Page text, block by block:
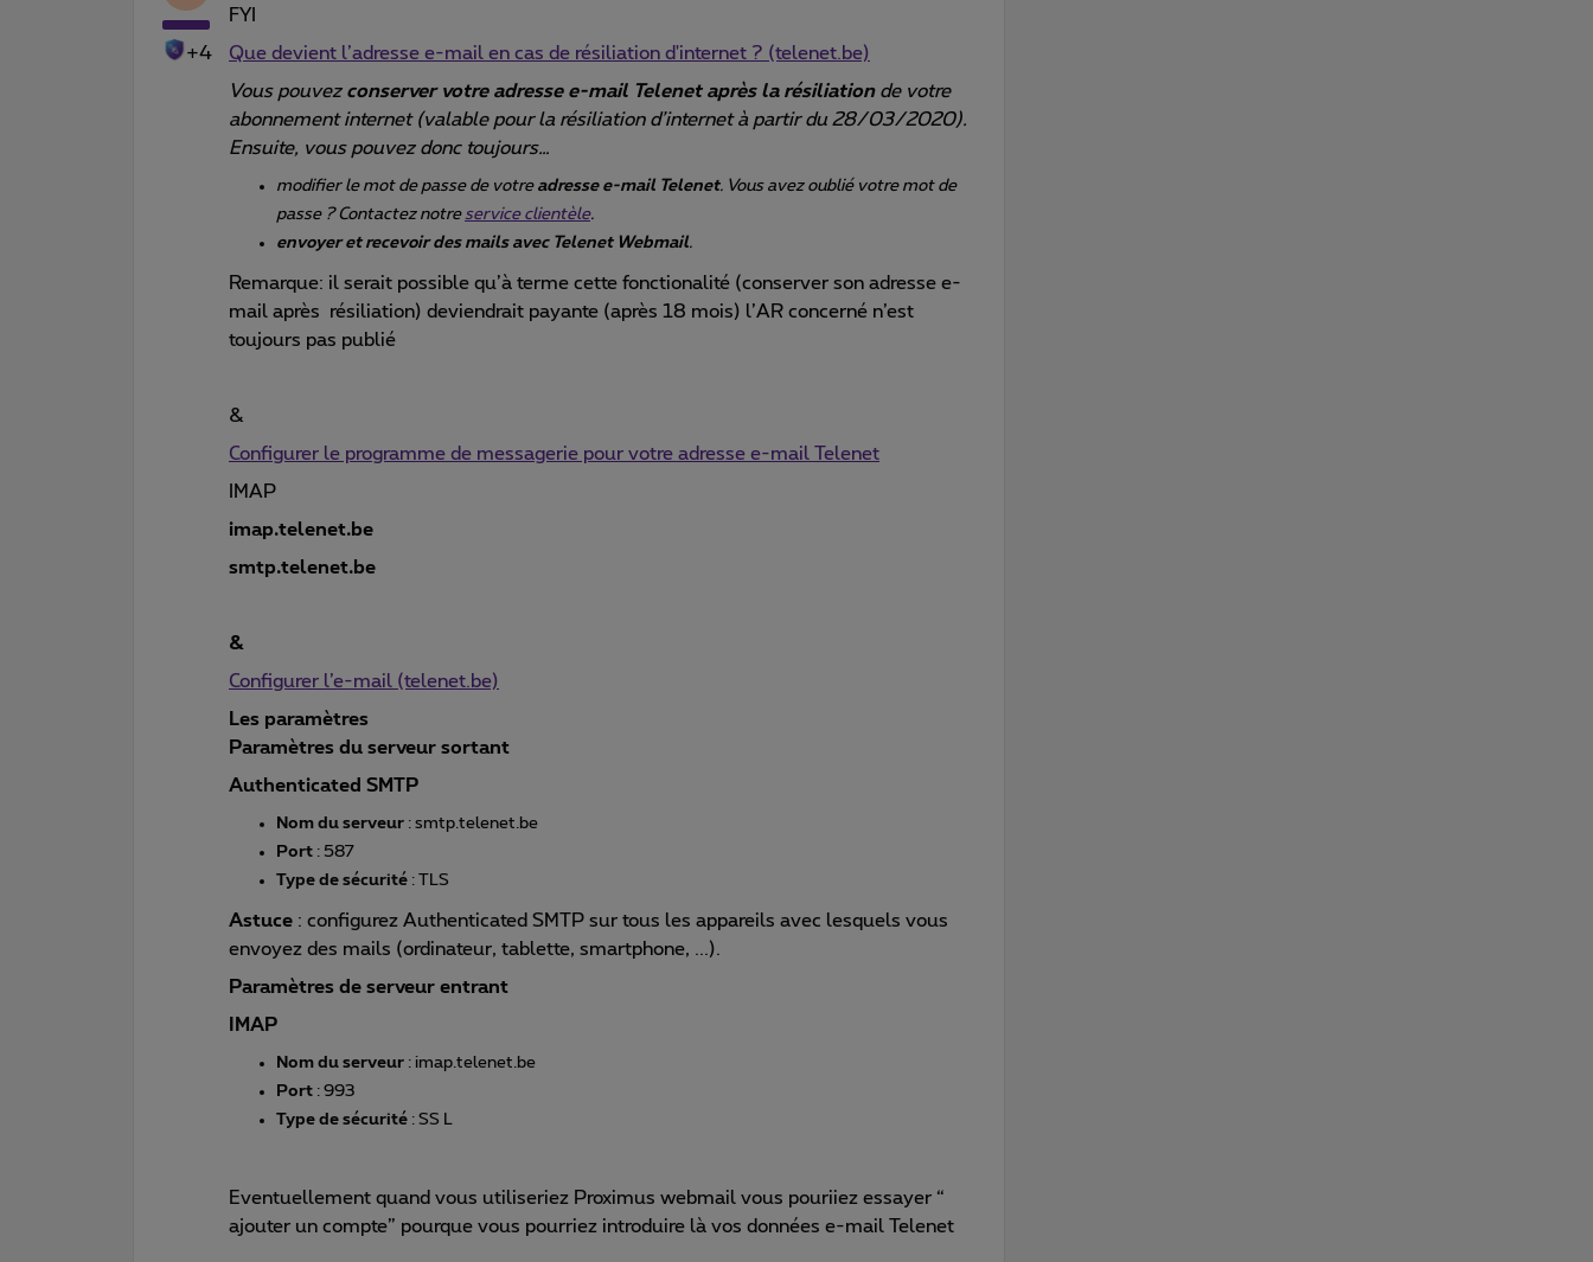
+4
FYI
Que devient l’adresse e-mail en cas de résiliation d'internet ? (telenet.be)
Vous pouvez conserver votre adresse e-mail Telenet après la résiliationde votre
abonnement internet (valable pour la résiliation d’internet à partir du 28/03/2020).
Ensuite, vous pouvez donc toujours…
modifier le mot de passe de votre adresse e-mail Telenet. Vous avez oublié votre mot de
passe ? Contactez notre service clientèle.
envoyer et recevoir des mails avec Telenet Webmail.
Remarque: il serait possible qu’à terme cette fonctionalité (conserver son adresse e-
mail après résiliation) deviendrait payante (après 18 mois) l’AR concerné n’est
toujours pas publié
&
Configurer le programme de messagerie pour votre adresse e-mail Telenet
IMAP
imap.telenet.be
smtp.telenet.be
&
Configurer l’e-mail (telenet.be)
Les paramètres
Paramètres du serveur sortant
Authenticated SMTP
Nom du serveur : smtp.telenet.be
Port : 587
Type de sécurité : TLS
Astuce : configurez Authenticated SMTP sur tous les appareils avec lesquels vous
envoyez des mails (ordinateur, tablette, smartphone, ...).
Paramètres de serveur entrant
IMAP
Nom du serveur : imap.telenet.be
Port : 993
Type de sécurité : SS L
Eventuellement quand vous utiliseriez Proximus webmail vous pouriiez essayer “
ajouter un compte” pourque vous pourriez introduire là vos données e-mail Telenet